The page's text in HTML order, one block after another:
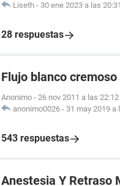
Liseth - 30 ene 2023 a las 20:31
28 respuestas
Flujo blanco
Anonimo - 26 nov 2011 a las 22:12
anonimo0026 - 31 may 2019 a
543 respuestas
Anestesia Y Retraso